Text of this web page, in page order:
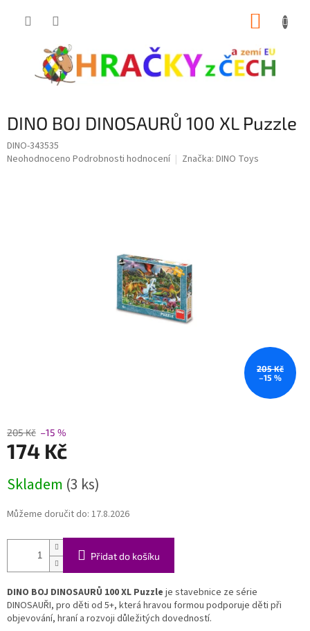
DINO BOJ DINOSAURŮ 100 XL Puzzle
DINO-343535
Průměrné
Neohodnoceno Podrobnosti hodnocení Značka: DINO Toys
205 Kč
–15 %
205 Kč –15 %
174 Kč
cena:
Skladem (3 ks)
Můžeme doručit do: 17.8.2026
Přidat do košíku
DINO BOJ DINOSAURŮ 100 XL Puzzle je stavebnice ze série
DINOSAUŘI, pro děti od 5+, která hravou formou podporuje děti při
objevování, hraní a rozvoji důležitých dovedností.